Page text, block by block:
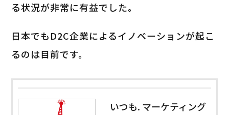
る状況が非常に有益でした。
日本でもD2C企業によるイノベーションが起こ
るのは目前です。
いつも. マーケティング